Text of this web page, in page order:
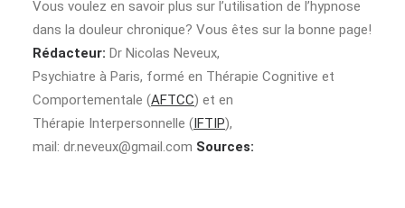
Vous voulez en savoir plus sur l’utilisation de l’hypnose
dans la douleur chronique? Vous êtes sur la bonne page!
Rédacteur: Dr Nicolas Neveux,
Psychiatre à Paris, formé en Thérapie Cognitive et
Comportementale (AFTCC) et en
Thérapie Interpersonnelle (IFTIP),
mail: dr.neveux@gmail.com Sources: